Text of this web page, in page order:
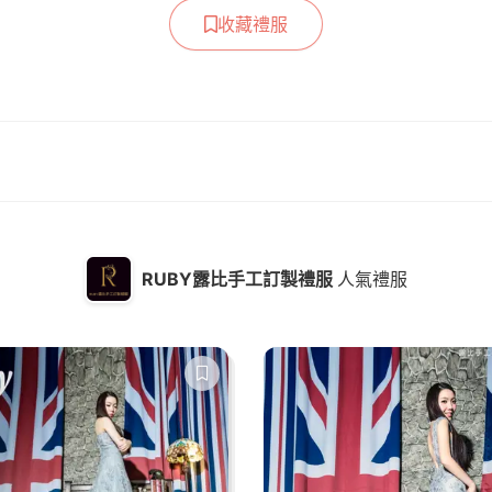
收藏禮服
RUBY露比手工訂製禮服 人氣禮服